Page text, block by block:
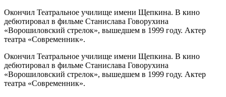
Окончил Театральное училище имени Щепкина. В кино
дебютировал в фильме Станислава Говорухина
«Ворошиловский стрелок», вышедшем в 1999 году. Актер
театра «Современник».
Окончил Театральное училище имени Щепкина. В кино
дебютировал в фильме Станислава Говорухина
«Ворошиловский стрелок», вышедшем в 1999 году. Актер
театра «Современник».